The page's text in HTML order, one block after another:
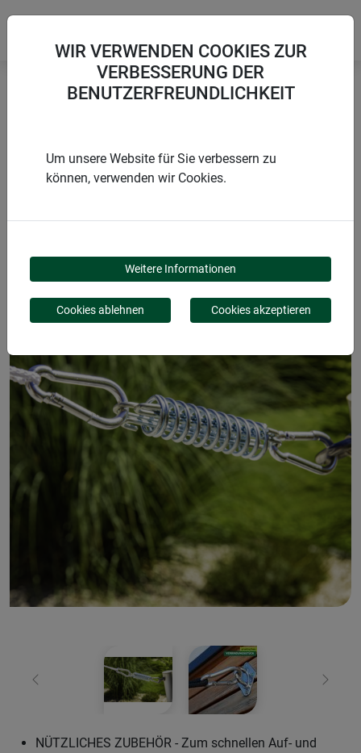
KARABINERHAKEN
Zurück Weiter
NÜTZLICHES ZUBEHÖR - Zum schnellen Auf- und
WIR VERWENDEN COOKIES ZUR
VERBESSERUNG DER
BENUTZERFREUNDLICHKEIT
Um unsere Website für Sie verbessern zu
können, verwenden wir Cookies.
Weitere Informationen
Cookies ablehnen Cookies akzeptieren